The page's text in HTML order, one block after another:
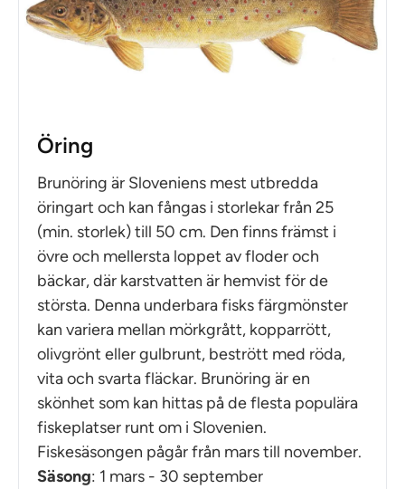
Öring
Brunöring är Sloveniens mest utbredda
öringart och kan fångas i storlekar från 25
(min. storlek) till 50 cm. Den finns främst i
övre och mellersta loppet av floder och
bäckar, där karstvatten är hemvist för de
största. Denna underbara fisks färgmönster
kan variera mellan mörkgrått, kopparrött,
olivgrönt eller gulbrunt, bestrött med röda,
vita och svarta fläckar. Brunöring är en
skönhet som kan hittas på de flesta populära
fiskeplatser runt om i Slovenien.
Fiskesäsongen pågår från mars till november.
Säsong: 1 mars - 30 september